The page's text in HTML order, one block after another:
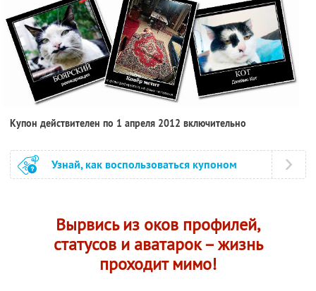
Купон действителен по 1 апреля 2012 включительно
Узнай, как воспользоваться купоном
Вырвись из оков профилей,
статусов и аватарок – жизнь
проходит мимо!